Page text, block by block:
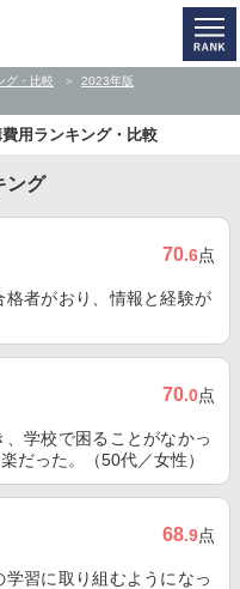
グ・比較
2023年版
用ランキング・比較
ング
70.6点
者がおり、情報と経験が
70.0点
学校で困ることがなかっ
だった。（50代／女性）
68.9点
習に取り組むようになっ